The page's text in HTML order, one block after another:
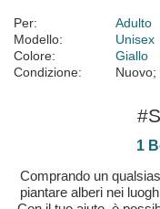
Per:
Adulto
Modello:
Unisex
Colore:
Giallo
Condizione:
Nuovo;
1
Comprando un
piantare alberi nei